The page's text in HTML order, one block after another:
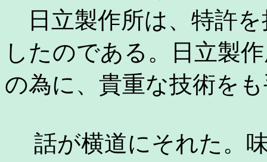
日立製作所は、特許
したのである。日立製
の為に、貴重な技術を
話が横道にそれた。